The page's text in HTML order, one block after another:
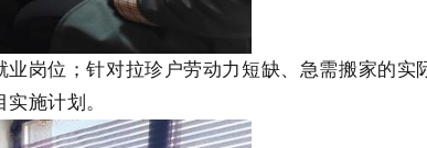
岗位；针对拉珍户劳动力短缺、急需搬家的实
施计划。